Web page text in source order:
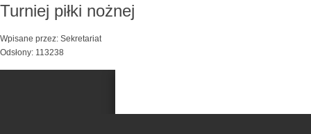
Turniej piłki nożnej
Wpisane przez: Sekretariat
Odsłony: 113238